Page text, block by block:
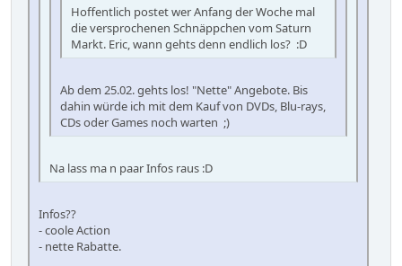
Hoffentlich postet wer Anfang der Woche mal
die versprochenen Schnäppchen vom Saturn
Markt. Eric, wann gehts denn endlich los? :D
Ab dem 25.02. gehts los! "Nette" Angebote. Bis
dahin würde ich mit dem Kauf von DVDs, Blu-rays,
CDs oder Games noch warten ;)
Na lass ma n paar Infos raus :D
Infos??
- coole Action
- nette Rabatte.